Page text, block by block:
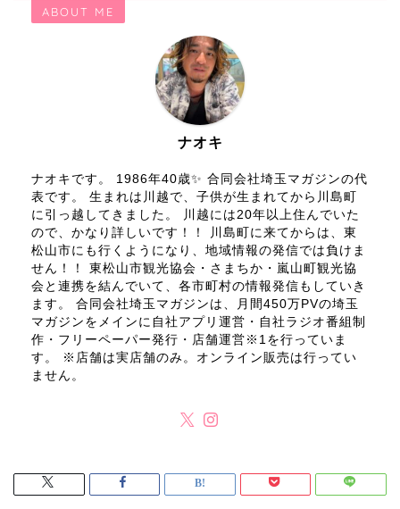
ABOUT ME
ナオキ
ナオキです。 1986年40歳✨ 合同会社埼玉マガジンの代
表です。 生まれは川越で、子供が生まれてから川島町
に引っ越してきました。 川越には20年以上住んでいた
ので、かなり詳しいです！！ 川島町に来てからは、東
松山市にも行くようになり、地域情報の発信では負けま
せん！！ 東松山市観光協会・さまちか・嵐山町観光協
会と連携を結んでいて、各市町村の情報発信もしていき
ます。 合同会社埼玉マガジンは、月間450万PVの埼玉
マガジンをメインに自社アプリ運営・自社ラジオ番組制
作・フリーペーパー発行・店舗運営※1を行っていま
す。 ※店舗は実店舗のみ。オンライン販売は行ってい
ません。